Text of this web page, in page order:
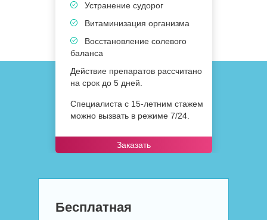
Устранение судорог
Витаминизация организма
Восстановление солевого
баланса
Действие препаратов рассчитано
на срок до 5 дней.
Специалиста с 15-летним стажем
можно вызвать в режиме 7/24.
Заказать
Бесплатная